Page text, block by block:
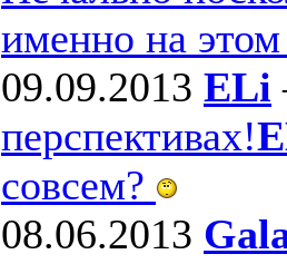
именно на этом
09.09.2013 ELi
перспективах!
совсем?
08.06.2013